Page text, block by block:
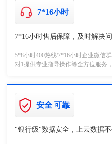
7*16小时
7*16小时售后保障，及时解决
5*8小时400热线/7*16小时企业微信
对1提供专业指导操作等全方位服务
安全 可靠
"银行级"数据安全，上云数据不